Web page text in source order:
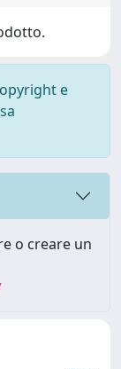
e
o creare un